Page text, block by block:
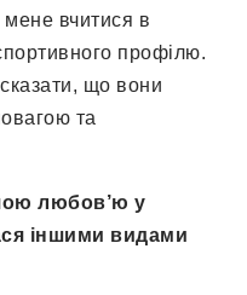
мене вчитися в
профілю.
що вони
та
любов’ю у
іншими видами